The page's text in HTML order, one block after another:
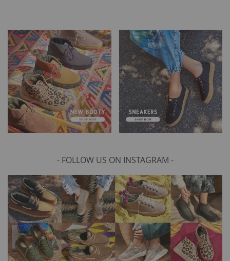
- FOLLOW US ON INSTAGRAM -